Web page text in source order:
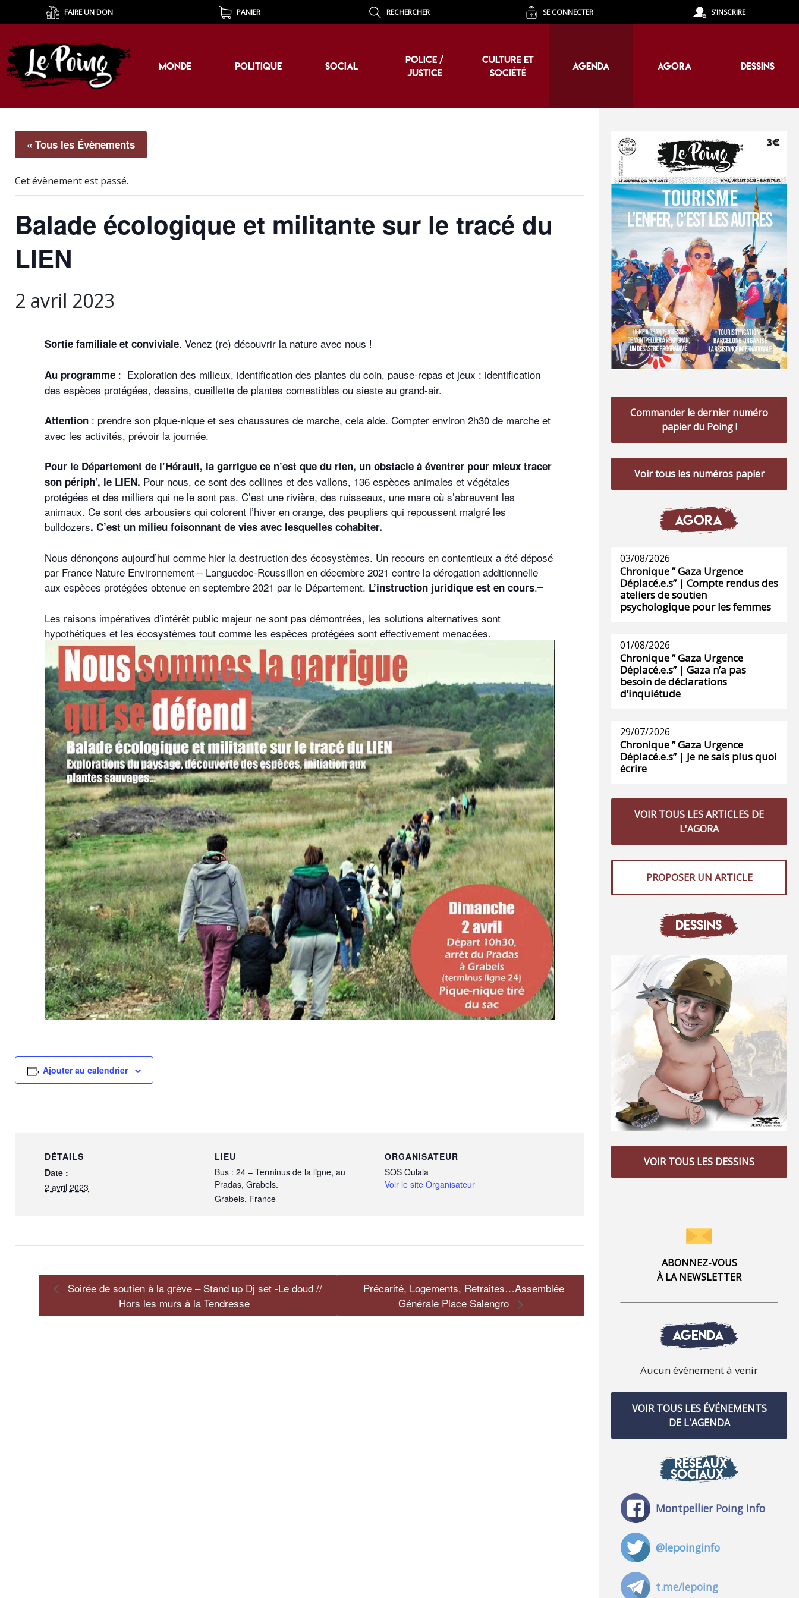
FAIRE UN DON PANIER RECHERCHER SE CONNECTER S'INSCRIRE
MONDE POLITIQUE SOCIAL
POLICE /
JUSTICE
CULTURE ET
SOCIÉTÉ
AGENDA AGORA DESSINS
MONDE POLITIQUE SOCIAL
POLICE /
JUSTICE
CULTURE ET
SOCIÉTÉ
AGENDA AGORA DESSINS
« Tous les Évènements
Cet évènement est passé.
Balade écologique et militante sur le tracé du
LIEN
2 avril 2023
Sortie familiale et conviviale. Venez (re) découvrir la nature avec nous !
Au programme : Exploration des milieux, identification des plantes du coin, pause-repas et jeux : identification
des espèces protégées, dessins, cueillette de plantes comestibles ou sieste au grand-air.
Attention : prendre son pique-nique et ses chaussures de marche, cela aide. Compter environ 2h30 de marche et
avec les activités, prévoir la journée.
Pour le Département de l’Hérault, la garrigue ce n’est que du rien, un obstacle à éventrer pour mieux tracer
son périph’, le LIEN. Pour nous, ce sont des collines et des vallons, 136 espèces animales et végétales
protégées et des milliers qui ne le sont pas. C’est une rivière, des ruisseaux, une mare où s’abreuvent les
animaux. Ce sont des arbousiers qui colorent l’hiver en orange, des peupliers qui repoussent malgré les
bulldozers. C’est un milieu foisonnant de vies avec lesquelles cohabiter.
Nous dénonçons aujourd’hui comme hier la destruction des écosystèmes. Un recours en contentieux a été déposé
par France Nature Environnement – Languedoc-Roussillon en décembre 2021 contre la dérogation additionnelle
aux espèces protégées obtenue en septembre 2021 par le Département. L’instruction juridique est en cours.
Les raisons impératives d’intérêt public majeur ne sont pas démontrées, les solutions alternatives sont
hypothétiques et les écosystèmes tout comme les espèces protégées sont effectivement menacées.
Ajouter au calendrier
DÉTAILS
Date :
2 avril 2023
LIEU
Bus : 24 – Terminus de la ligne, au
Pradas, Grabels.
Grabels, France
ORGANISATEUR
SOS Oulala
Voir le site Organisateur
Soirée de soutien à la grève – Stand up Dj set -Le doud //
Hors les murs à la Tendresse
Précarité, Logements, Retraites…Assemblée
Générale Place Salengro
Commander le dernier numéro
papier du Poing !
Voir tous les numéros papier
AGORA
03/08/2026
Chronique ” Gaza Urgence
Déplacé.e.s” | Compte rendus des
ateliers de soutien
psychologique pour les femmes
01/08/2026
Chronique ” Gaza Urgence
Déplacé.e.s” | Gaza n’a pas
besoin de déclarations
d’inquiétude
29/07/2026
Chronique ” Gaza Urgence
Déplacé.e.s” | Je ne sais plus quoi
écrire
VOIR TOUS LES ARTICLES DE
L'AGORA
PROPOSER UN ARTICLE
DESSINS
VOIR TOUS LES DESSINS
ABONNEZ-VOUS
À LA NEWSLETTER
AGENDA
Aucun événement à venir
VOIR TOUS LES ÉVÉNEMENTS
DE L'AGENDA
RÉSEAUX
SOCIAUX
Montpellier Poing Info
@lepoinginfo
t.me/lepoing